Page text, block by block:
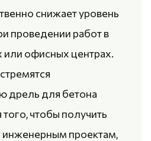
снижает уровень
проведении работ в
офисных центрах.
дрель для бетона
чтобы получить
проектам,